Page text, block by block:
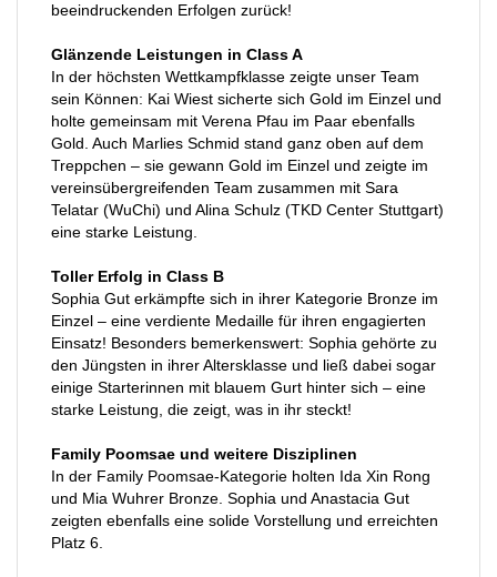
beeindruckenden Erfolgen zurück!
Glänzende Leistungen in Class A
In der höchsten Wettkampfklasse zeigte unser Team
sein Können: Kai Wiest sicherte sich Gold im Einzel und
holte gemeinsam mit Verena Pfau im Paar ebenfalls
Gold. Auch Marlies Schmid stand ganz oben auf dem
Treppchen – sie gewann Gold im Einzel und zeigte im
vereinsübergreifenden Team zusammen mit Sara
Telatar (WuChi) und Alina Schulz (TKD Center Stuttgart)
eine starke Leistung.
Toller Erfolg in Class B
Sophia Gut erkämpfte sich in ihrer Kategorie Bronze im
Einzel – eine verdiente Medaille für ihren engagierten
Einsatz! Besonders bemerkenswert: Sophia gehörte zu
den Jüngsten in ihrer Altersklasse und ließ dabei sogar
einige Starterinnen mit blauem Gurt hinter sich – eine
starke Leistung, die zeigt, was in ihr steckt!
Family Poomsae und weitere Disziplinen
In der Family Poomsae-Kategorie holten Ida Xin Rong
und Mia Wuhrer Bronze. Sophia und Anastacia Gut
zeigten ebenfalls eine solide Vorstellung und erreichten
Platz 6.